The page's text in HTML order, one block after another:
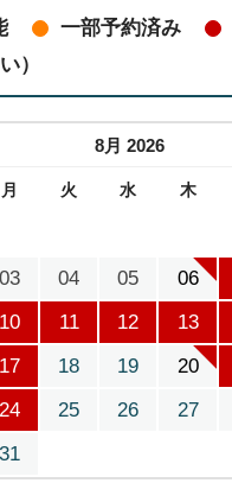
一部予約済み
）
8月 2026
月 火 水 木
03 04 05 06
10 11 12 13
17 18 19 20
24 25 26 27
31